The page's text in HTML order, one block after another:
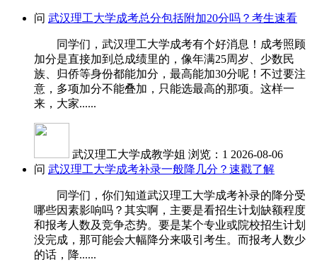
问 武汉理工大学成考总分包括附加20分吗？考生速看
同学们，武汉理工大学成考有个好消息！成考照顾
加分是直接加到总成绩里的，像年满25周岁、少数民
族、归侨等身份都能加分，最高能加30分呢！不过要注
意，多项加分不能叠加，只能选最高的那项。这样一
来，大家......
武汉理工大学成教学姐 浏览：1 2026-08-06
问 武汉理工大学成考补录一般降几分？速戳了解
同学们，你们知道武汉理工大学成考补录的降分受
哪些因素影响吗？其实啊，主要是看招生计划缺额程度
和报考人数及竞争态势。要是某个专业或院校招生计划
没完成，那可能会大幅降分来吸引考生。而报考人数少
的话，降......